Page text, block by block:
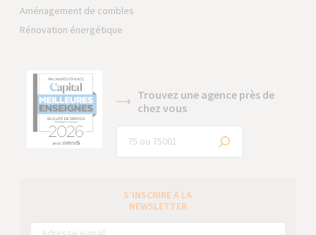
Aménagement de combles
Rénovation énergétique
Trouvez une agence près de
chez vous
S’INSCRIRE À LA
NEWSLETTER